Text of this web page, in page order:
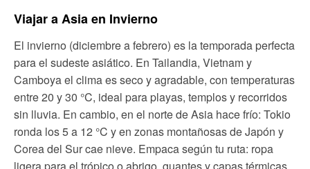
Viajar a Asia en Invierno
El invierno (diciembre a febrero) es la temporada perfecta
para el sudeste asiático. En Tailandia, Vietnam y
Camboya el clima es seco y agradable, con temperaturas
entre 20 y 30 °C, ideal para playas, templos y recorridos
sin lluvia. En cambio, en el norte de Asia hace frío: Tokio
ronda los 5 a 12 °C y en zonas montañosas de Japón y
Corea del Sur cae nieve. Empaca según tu ruta: ropa